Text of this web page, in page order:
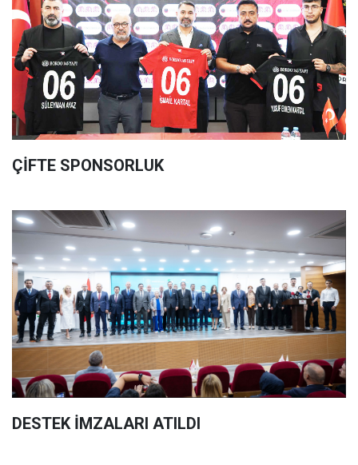
ÇİFTE SPONSORLUK
DESTEK İMZALARI ATILDI